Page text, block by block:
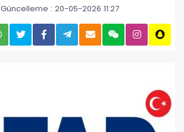
Güncelleme : 20-05-2026 11:27